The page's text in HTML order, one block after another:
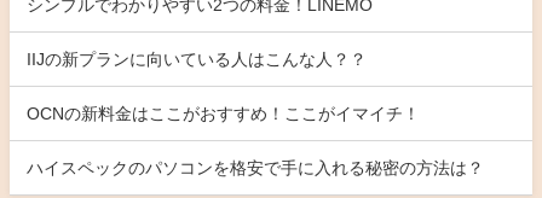
シンプルでわかりやすい2つの料金！LINEMO
IIJの新プランに向いている人はこんな人？？
OCNの新料金はここがおすすめ！ここがイマイチ！
ハイスペックのパソコンを格安で手に入れる秘密の方法は？